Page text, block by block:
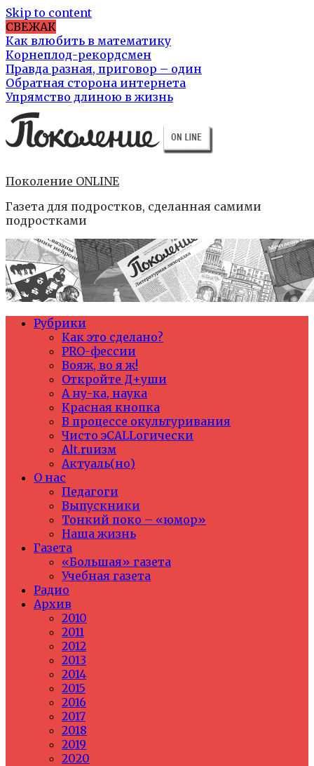
Skip to content
СВЕЖАК
Как влюбить в математику
Корнеплод-рекордсмен
Правда разная, приговор – один
Обратная сторона интернета
Упрямство длиною в жизнь
Поколение ONLINE
Газета для подростков, сделанная самими
подростками
Рубрики
Как это сделано?
PRO-фессии
Вояж, во я ж!
Откройте Д+уши
А ну-ка, наука
Красная кнопка
В процессе окультуривания
Чисто эCALLогически
Alt.ruизм
Актуаль(но)
О нас
Педагоги
Выпускники
Тонкий поко – «юмор»
Наша жизнь
Газета
«Большая» газета
Учебная газета
Радио
Архив
2010
2011
2012
2013
2014
2015
2016
2017
2018
2019
2020